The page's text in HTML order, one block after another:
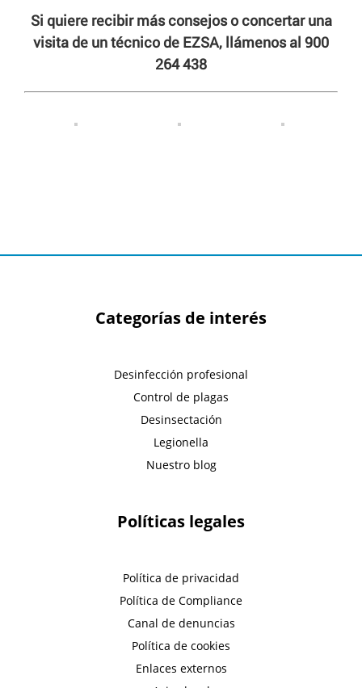
Si quiere recibir más consejos o concertar una
visita de un técnico de EZSA, llámenos al 900
264 438
Categorías de interés
Desinfección profesional
Control de plagas
Desinsectación
Legionella
Nuestro blog
Políticas legales
Política de privacidad
Política de Compliance
Canal de denuncias
Política de cookies
Enlaces externos